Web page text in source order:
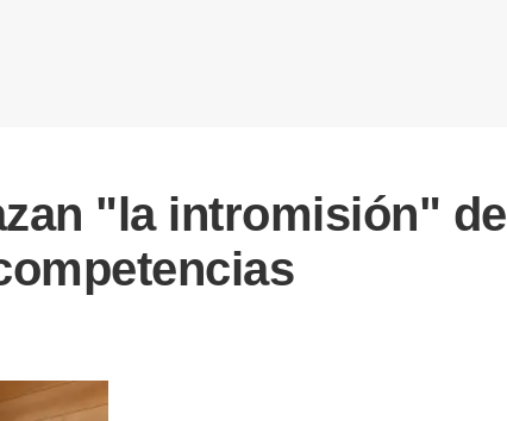
"la intromisión" de